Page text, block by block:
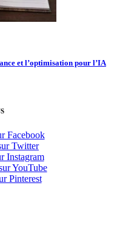
et l’optimisation pour l’IA
Facebook
Twitter
Instagram
YouTube
Pinterest